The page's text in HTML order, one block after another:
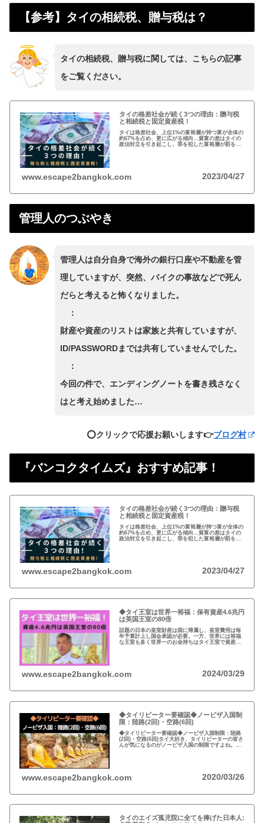
【参考】タイの相続税、贈与税は？
タイの相続税、贈与税に関しては、こちらの記事
をご覧ください。
タイの格差社会が続く3つの理由：贈与税
と相続税と固定資産税！
タイは格差社会、上位1%の富裕層が持つ富が全体の
約67%を占め、更に広がる傾向…貧富の差はタイの
政治対立を引き起こし、罪を犯した富裕層が罰を免
www.escape2bangkok.com 2023/04/27
管理人のつぶやき
管理人は自分自身で海外の銀行口座や不動産を管
理していますが、突然、バイクの事故などで死ん
だらと考えると怖くなりました。
：
財産や資産のリストは家族と共有していますが、
ID/PASSWORDまでは共有していませんでした。
：
今回の件で、エンディングノートを書き残さなく
はと考え始めました…
⭕️クリックで応援お願いします👉ブログ村
『バンコクタイムズ』おすすめ記事！
タイの格差社会が続く3つの理由：贈与税
と相続税と固定資産税！
タイは格差社会、上位1%の富裕層が持つ富が全体の
約67%を占め、更に広がる傾向…貧富の差はタイの
政治対立を引き起こし、罪を犯した富裕層が罰を免
www.escape2bangkok.com 2023/04/27
◆タイ王室は世界一裕福：保有資産4.6兆円
は英国王室の80倍
話題の日本の皇室財産は国に帰属し、皇室費用は毎
年予算計上し国会承認が必要。一方、世界には裕福
な王室も多く世界一のお金持ちはタイ王室で資産は
www.escape2bangkok.com 2024/03/29
◆タイリピーター要確認◆ノービザ入国制
限：陸路(2回)・空路(6回)
◆タイリピーター要確認◆ノービザ入国制限：陸路
(2回)・空路(6回)タイ大好き、タイリピーターの皆さ
んが気になるのがノービザ入国の制限ですよね。近
www.escape2bangkok.com 2020/03/26
タイのエイズ孤児院に全てを捧げた日本人: